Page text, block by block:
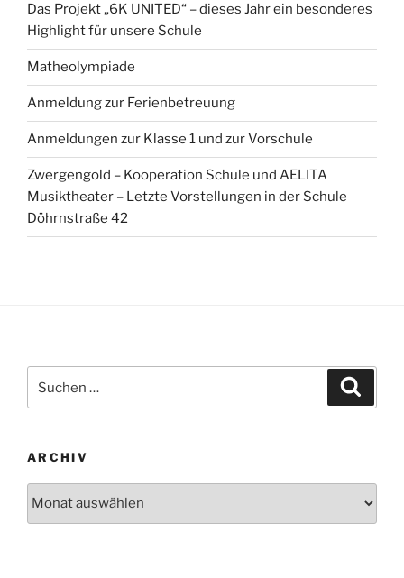
Das Projekt „6K UNITED“ – dieses Jahr ein besonderes
Highlight für unsere Schule
Matheolympiade
Anmeldung zur Ferienbetreuung
Anmeldungen zur Klasse 1 und zur Vorschule
Zwergengold – Kooperation Schule und AELITA
Musiktheater – Letzte Vorstellungen in der Schule
Döhrnstraße 42
nach:
ARCHIV